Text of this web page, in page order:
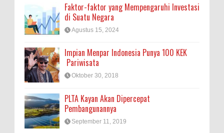
Faktor-faktor yang Mempengaruhi Investasi
di Suatu Negara
Agustus 15, 2024
Impian Menpar Indonesia Punya 100 KEK
Pariwisata
Oktober 30, 2018
PLTA Kayan Akan Dipercepat
Pembangunannya
September 11, 2019